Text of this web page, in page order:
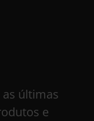
últimas
e